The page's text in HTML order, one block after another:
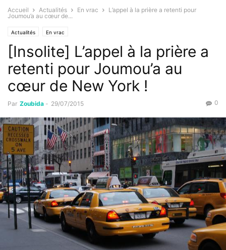
Accueil Actualités En vrac
L’appel à la prière a retenti pour
Joumou’a au cœur de...
Actualités En vrac
[Insolite] L’appel à la prière a
retenti pour Joumou’a au
cœur de New York !
Par Zoubida - 29/07/2015 0